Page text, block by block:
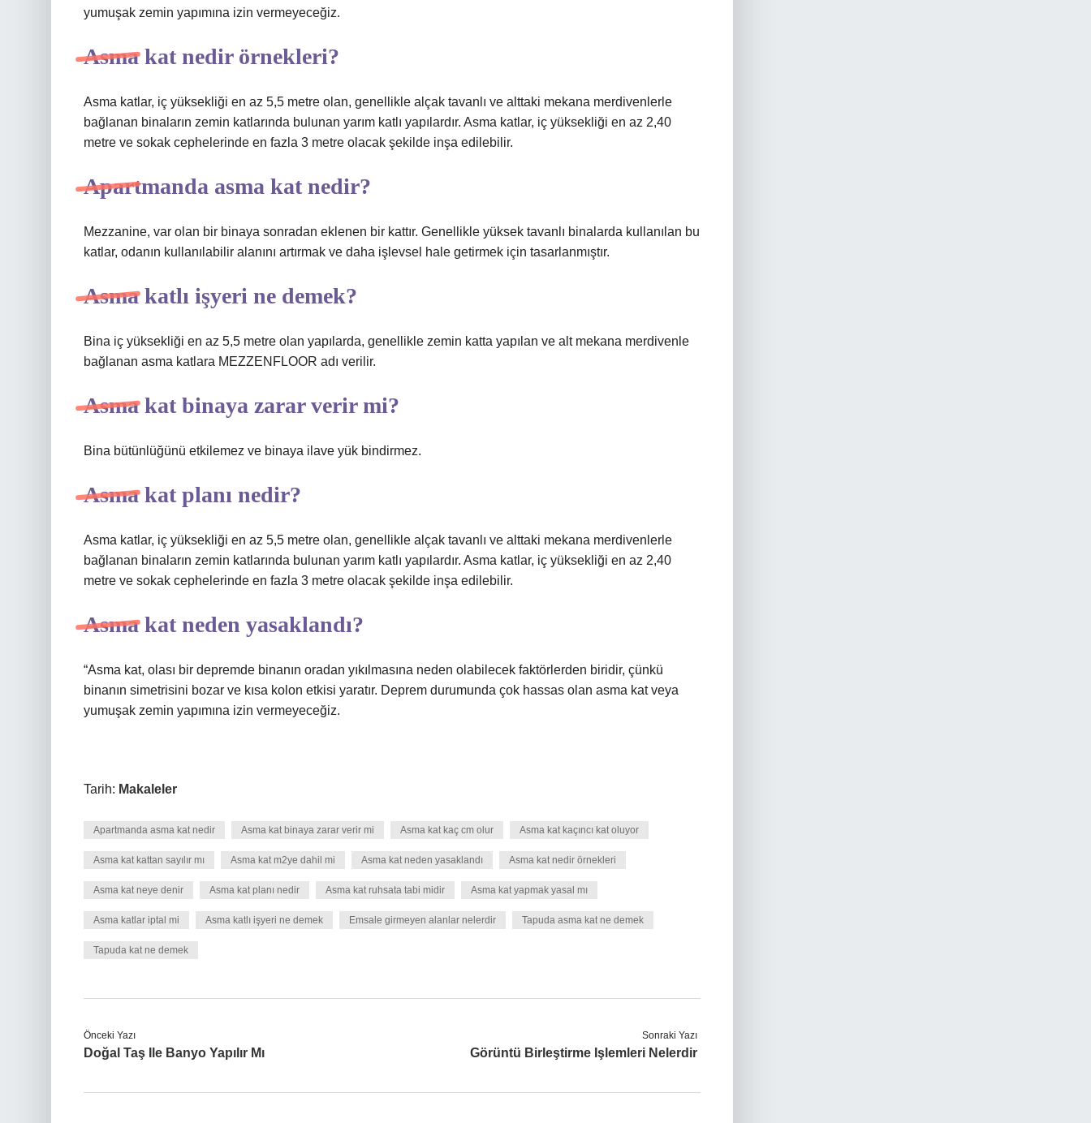
yumuşak zemin yapımına izin vermeyeceğiz.
Asma kat nedir örnekleri?
Asma katlar, iç yüksekliği en az 5,5 metre olan, genellikle alçak tavanlı ve alttaki mekana merdivenlerle
bağlanan binaların zemin katlarında bulunan yarım katlı yapılardır. Asma katlar, iç yüksekliği en az 2,40
metre ve sokak cephelerinde en fazla 3 metre olacak şekilde inşa edilebilir.
Apartmanda asma kat nedir?
Mezzanine, var olan bir binaya sonradan eklenen bir kattır. Genellikle yüksek tavanlı binalarda kullanılan bu
katlar, odanın kullanılabilir alanını artırmak ve daha işlevsel hale getirmek için tasarlanmıştır.
Asma katlı işyeri ne demek?
Bina iç yüksekliği en az 5,5 metre olan yapılarda, genellikle zemin katta yapılan ve alt mekana merdivenle
bağlanan asma katlara MEZZENFLOOR adı verilir.
Asma kat binaya zarar verir mi?
Bina bütünlüğünü etkilemez ve binaya ilave yük bindirmez.
Asma kat planı nedir?
Asma katlar, iç yüksekliği en az 5,5 metre olan, genellikle alçak tavanlı ve alttaki mekana merdivenlerle
bağlanan binaların zemin katlarında bulunan yarım katlı yapılardır. Asma katlar, iç yüksekliği en az 2,40
metre ve sokak cephelerinde en fazla 3 metre olacak şekilde inşa edilebilir.
Asma kat neden yasaklandı?
“Asma kat, olası bir depremde binanın oradan yıkılmasına neden olabilecek faktörlerden biridir, çünkü
binanın simetrisini bozar ve kısa kolon etkisi yaratır. Deprem durumunda çok hassas olan asma kat veya
yumuşak zemin yapımına izin vermeyeceğiz.
Tarih: Makaleler
Apartmanda asma kat nedir Asma kat binaya zarar verir mi Asma kat kaç cm olur Asma kat kaçıncı kat oluyor
Asma kat kattan sayılır mı Asma kat m2ye dahil mi Asma kat neden yasaklandı Asma kat nedir örnekleri
Asma kat neye denir Asma kat planı nedir Asma kat ruhsata tabi midir Asma kat yapmak yasal mı
Asma katlar iptal mi Asma katlı işyeri ne demek Emsale girmeyen alanlar nelerdir Tapuda asma kat ne demek
Tapuda kat ne demek
Önceki Yazı
Doğal Taş Ile Banyo Yapılır Mı
Sonraki Yazı
Görüntü Birleştirme Işlemleri Nelerdir